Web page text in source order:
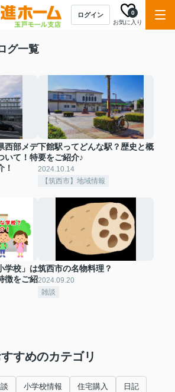
ログイン
お気に入り
0
グ一覧
西部メデ
いて！特
！
下館駅ってどんな駅？歴史と概
要をご紹介♪
2024.10.14
【筑西市】地域情報
学校」は
徴をご紹
筑西市の名物料理？
2024.09.20
雑談
すめのカテゴリ
小学校情報 住宅購入 日記